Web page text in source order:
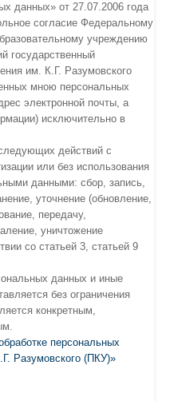
данных» от 27.07.2006 года
согласие Федеральному
учреждению
государственный
им. К.Г. Разумовского
мною персональных
электронной почты, а
исключительно в
действий с
или без использования
данными: сбор, запись,
уточнение (обновление,
передачу,
уничтожение
со статьей 3, статьей 9
данных и иные
без ограничения
конкретным,
персональных
Разумовского (ПКУ)»